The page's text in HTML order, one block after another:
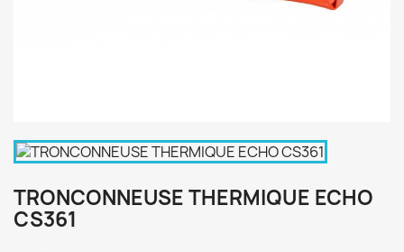
TRONCONNEUSE THERMIQUE ECHO
CS361